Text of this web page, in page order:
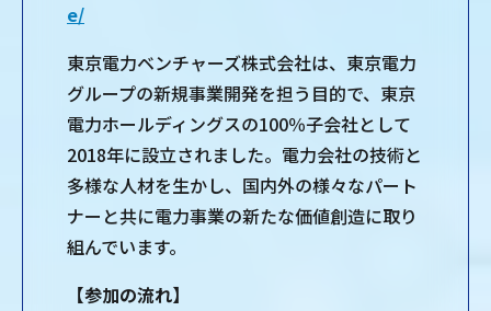
e/
東京電力ベンチャーズ株式会社は、東京電力
グループの新規事業開発を担う目的で、東京
電力ホールディングスの100％子会社として
2018年に設立されました。電力会社の技術と
多様な人材を生かし、国内外の様々なパート
ナーと共に電力事業の新たな価値創造に取り
組んでいます。
【参加の流れ】